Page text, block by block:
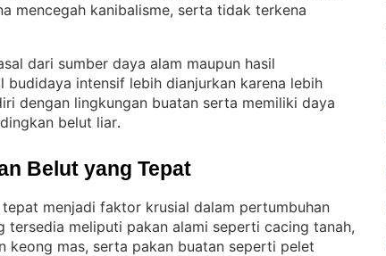
mencegah kanibalisme, serta tidak terkena
dari sumber daya alam maupun hasil
budidaya intensif lebih dianjurkan karena lebih
dengan lingkungan buatan serta memiliki daya
belut liar.
Belut yang Tepat
menjadi faktor krusial dalam pertumbuhan
tersedia meliputi pakan alami seperti cacing tanah,
keong mas, serta pakan buatan seperti pelet